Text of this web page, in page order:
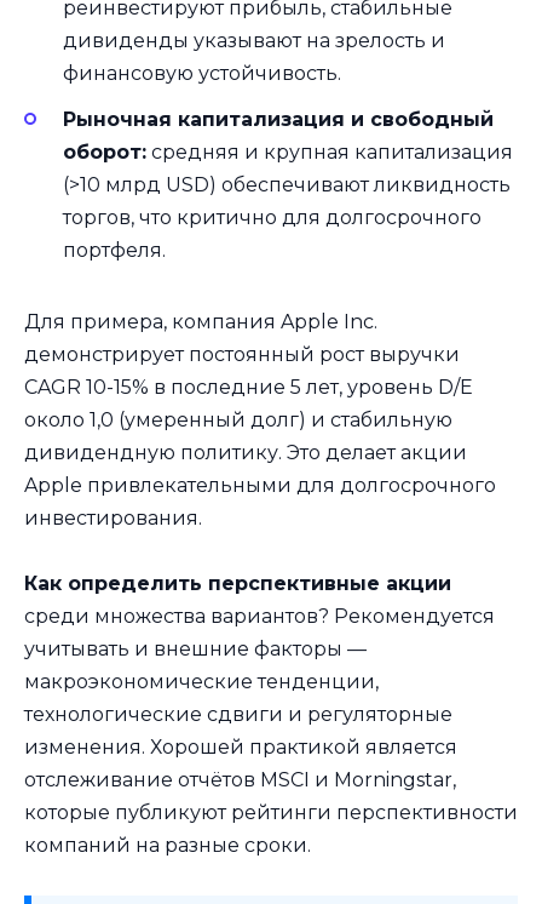
реинвестируют прибыль, стабильные
дивиденды указывают на зрелость и
финансовую устойчивость.
Рыночная капитализация и свободный
оборот: средняя и крупная капитализация
(>10 млрд USD) обеспечивают ликвидность
торгов, что критично для долгосрочного
портфеля.
Для примера, компания Apple Inc.
демонстрирует постоянный рост выручки
CAGR 10-15% в последние 5 лет, уровень D/E
около 1,0 (умеренный долг) и стабильную
дивидендную политику. Это делает акции
Apple привлекательными для долгосрочного
инвестирования.
Как определить перспективные акции
среди множества вариантов? Рекомендуется
учитывать и внешние факторы —
макроэкономические тенденции,
технологические сдвиги и регуляторные
изменения. Хорошей практикой является
отслеживание отчётов MSCI и Morningstar,
которые публикуют рейтинги перспективности
компаний на разные сроки.